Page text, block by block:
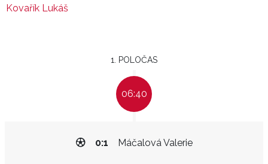
Kovařík Lukáš
1. POLOČAS
06:40
Máčalová Valerie
0:1